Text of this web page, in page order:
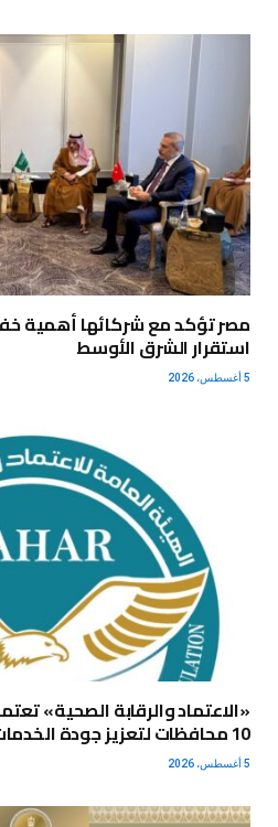
مصر تؤكد مع شركائها أهمية
استقرار الشرق الأوسط
5 أغسطس، 2026
10 محافظات لتعزيز جودة الخدمات الطبية
5 أغسطس، 2026